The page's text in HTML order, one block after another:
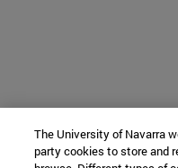
The University of Navarra
party cookies to store and